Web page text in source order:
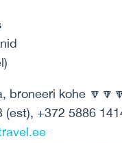
broneeri kohe
+372 5886